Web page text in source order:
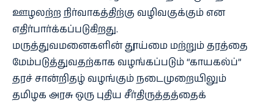
ஊழலற்ற நிர்வாகத்திற்கு வழிவகுக்கும் என
எதிர்பார்க்கப்படுகிறது.
மருத்துவமனைகளின் தூய்மை மற்றும் தரத்தை
மேம்படுத்துவதற்காக வழங்கப்படும் “காயகல்ப்”
தரச் சான்றிதழ் வழங்கும் நடைமுறையிலும்
தமிழக அரசு ஒரு புதிய சீர்திருத்தத்தைக்